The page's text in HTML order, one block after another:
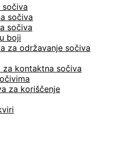
sočiva
sočiva
sočiva
boji
za održavanje sočiva
za kontaktna sočiva
za koriščenje